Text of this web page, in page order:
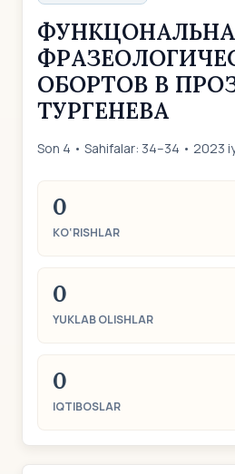
ОБОРТОВ В
ТУРГЕНЕВА
Son 4 • Sahifalar: 34–34 • 2023
0
KO‘RISHLAR
0
YUKLAB OLISHLAR
0
IQTIBOSLAR